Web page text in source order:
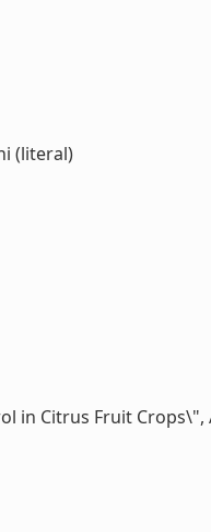
(literal)
in Citrus Fruit